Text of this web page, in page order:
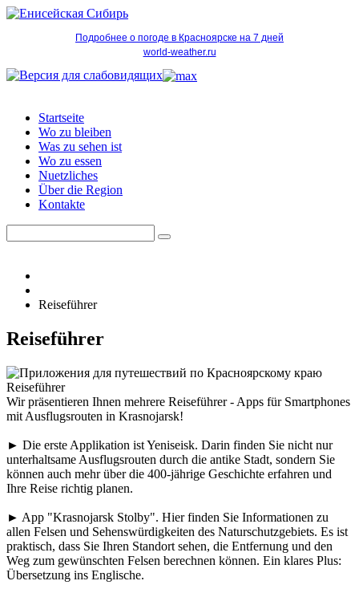
Подробнее о погоде в Красноярске на 7 дней
world-weather.ru
Startseite
Wo zu bleiben
Was zu sehen ist
Wo zu essen
Nuetzliches
Über die Region
Kontakte
Reiseführer
Reiseführer
Reiseführer
Wir präsentieren Ihnen mehrere Reiseführer - Apps für Smartphones
mit Ausflugsrouten in Krasnojarsk!
► Die erste Applikation ist Yeniseisk. Darin finden Sie nicht nur
unterhaltsame Ausflugsrouten durch die antike Stadt, sondern Sie
können auch mehr über die 400-jährige Geschichte erfahren und
Ihre Reise richtig planen.
► App "Krasnojarsk Stolby". Hier finden Sie Informationen zu
allen Felsen und Sehenswürdigkeiten des Naturschutzgebiets. Es ist
praktisch, dass Sie Ihren Standort sehen, die Entfernung und den
Weg zum gewünschten Felsen berechnen können. Ein klares Plus:
Übersetzung ins Englische.